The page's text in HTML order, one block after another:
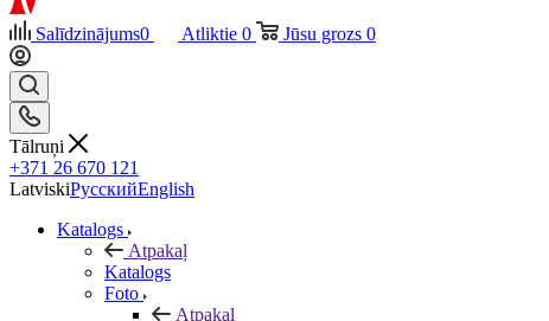
Salīdzinājums0 Atliktie 0 Jūsu grozs 0
Tālruņi
+371 26 670 121
LatviskiРусскийEnglish
Katalogs
Atpakaļ
Katalogs
Foto
Atpakaļ